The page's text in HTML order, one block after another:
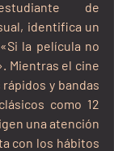
de
identifica un
la película no
Mientras el cine
y bandas
como 12
una atención
con los hábitos